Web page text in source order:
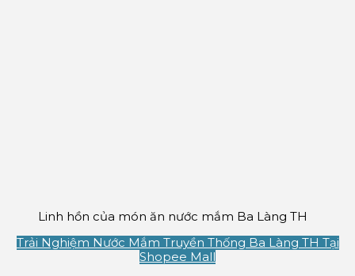
Linh hồn của món ăn nước mắm Ba Làng TH
Trải Nghiệm Nước Mắm Truyền Thống Ba Làng TH Tại
Shopee Mall